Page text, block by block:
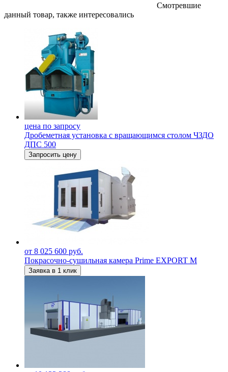
Смотревшие
данный товар, также интересовались
цена по запросу
Дробеметная установка c вращающимся столом ЧЗДО
ДПС 500
Запросить цену
от 8 025 600 руб.
Покрасочно-сушильная камера Prime EXPORT M
Заявка в 1 клик